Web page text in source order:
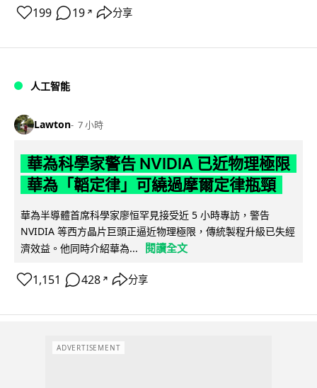
199 19 ↗ 分享
人工智能
Lawton 7 小時
華為科學家警告 NVIDIA 已近物理極限
華為「韜定律」可繞過摩爾定律瓶頸
華為半導體首席科學家廖恒罕見接受近 5 小時專訪，警告
NVIDIA 等西方晶片巨頭正逼近物理極限，傳統製程升級已失經
濟效益。他同時介紹華為...
閱讀全文
1,151 428 ↗ 分享
ADVERTISEMENT